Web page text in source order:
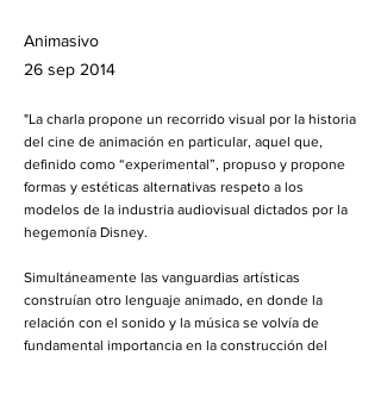
Animasivo
26 sep 2014
"La charla propone un recorrido visual por la historia
del cine de animación en particular, aquel que,
definido como “experimental”, propuso y propone
formas y estéticas alternativas respeto a los
modelos de la industria audiovisual dictados por la
hegemonía Disney.
Simultáneamente las vanguardias artísticas
construían otro lenguaje animado, en donde la
relación con el sonido y la música se volvía de
fundamental importancia en la construcción del